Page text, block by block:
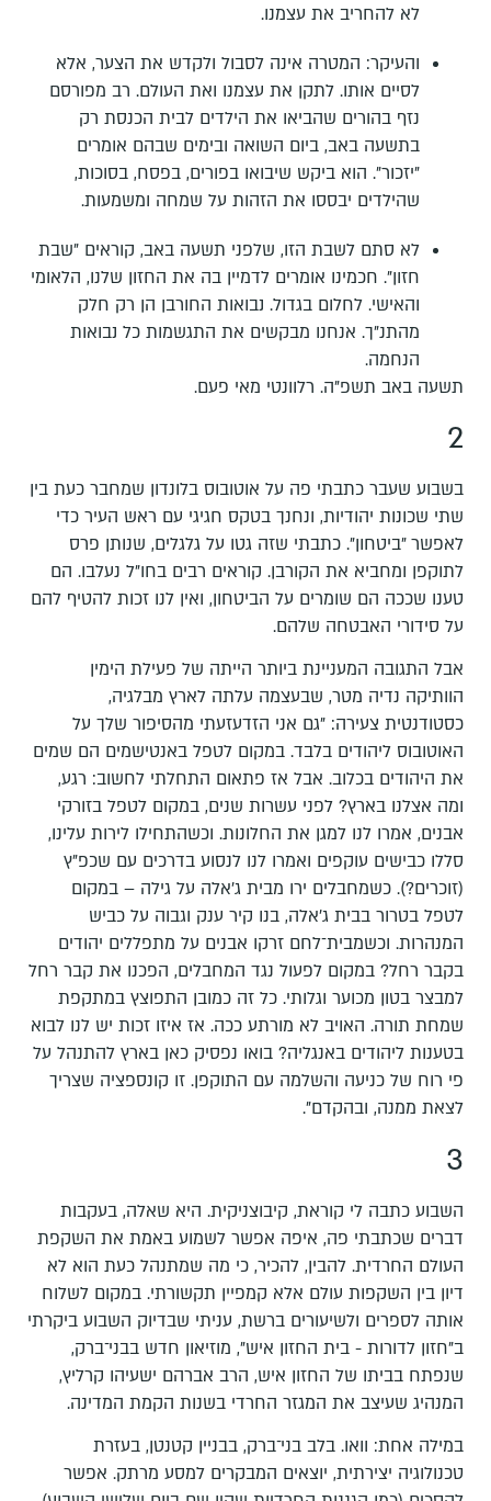
לא להחריב את עצמנו.
והעיקר: המטרה אינה לסבול ולקדש את הצער, אלא
לסיים אותו. לתקן את עצמנו ואת העולם. רב מפורסם
נזף בהורים שהביאו את הילדים לבית הכנסת רק
בתשעה באב, ביום השואה ובימים שבהם אומרים
"יזכור". הוא ביקש שיבואו בפורים, בפסח, בסוכות,
שהילדים יבססו את הזהות על שמחה ומשמעות.
לא סתם לשבת הזו, שלפני תשעה באב, קוראים "שבת
חזון". חכמינו אומרים לדמיין בה את החזון שלנו, הלאומי
והאישי. לחלום בגדול. נבואות החורבן הן רק חלק
מהתנ"ך. אנחנו מבקשים את התגשמות כל נבואות
הנחמה.
תשעה באב תשפ"ה. רלוונטי מאי פעם.
2
בשבוע שעבר כתבתי פה על אוטובוס בלונדון שמחבר כעת בין
שתי שכונות יהודיות, ונחנך בטקס חגיגי עם ראש העיר כדי
לאפשר "ביטחון". כתבתי שזה גטו על גלגלים, שנותן פרס
לתוקפן ומחביא את הקורבן. קוראים רבים בחו"ל נעלבו. הם
טענו שככה הם שומרים על הביטחון, ואין לנו זכות להטיף להם
על סידורי האבטחה שלהם.
אבל התגובה המעניינת ביותר הייתה של פעילת הימין
הוותיקה נדיה מטר, שבעצמה עלתה לארץ מבלגיה,
כסטודנטית צעירה: "גם אני הזדעזעתי מהסיפור שלך על
האוטובוס ליהודים בלבד. במקום לטפל באנטישמים הם שמים
את היהודים בכלוב. אבל אז פתאום התחלתי לחשוב: רגע,
ומה אצלנו בארץ? לפני עשרות שנים, במקום לטפל בזורקי
אבנים, אמרו לנו למגן את החלונות. וכשהתחילו לירות עלינו,
סללו כבישים עוקפים ואמרו לנו לנסוע בדרכים עם שכפ"ץ
(זוכרים?). כשמחבלים ירו מבית ג'אלה על גילה – במקום
לטפל בטרור בבית ג'אלה, בנו קיר ענק וגבוה על כביש
המנהרות. וכשמבית־לחם זרקו אבנים על מתפללים יהודים
בקבר רחל? במקום לפעול נגד המחבלים, הפכנו את קבר רחל
למבצר בטון מכוער וגלותי. כל זה כמובן התפוצץ במתקפת
שמחת תורה. האויב לא מורתע ככה. אז איזו זכות יש לנו לבוא
בטענות ליהודים באנגליה? בואו נפסיק כאן בארץ להתנהל על
פי רוח של כניעה והשלמה עם התוקפן. זו קונספציה שצריך
לצאת ממנה, ובהקדם".
3
השבוע כתבה לי קוראת, קיבוצניקית. היא שאלה, בעקבות
דברים שכתבתי פה, איפה אפשר לשמוע באמת את השקפת
העולם החרדית. להבין, להכיר, כי מה שמתנהל כעת הוא לא
דיון בין השקפות עולם אלא קמפיין תקשורתי. במקום לשלוח
אותה לספרים ולשיעורים ברשת, עניתי שבדיוק השבוע ביקרתי
ב"חזון לדורות - בית החזון איש", מוזיאון חדש בבני־ברק,
שנפתח בביתו של החזון איש, הרב אברהם ישעיהו קרליץ,
המנהיג שעיצב את המגזר החרדי בשנות הקמת המדינה.
במילה אחת: וואו. בלב בני־ברק, בבניין קטנטן, בעזרת
טכנולוגיה יצירתית, יוצאים המבקרים למסע מרתק. אפשר